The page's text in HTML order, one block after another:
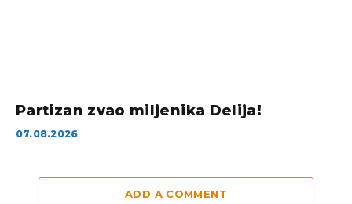
Partizan zvao miljenika Delija!
07.08.2026
ADD A COMMENT